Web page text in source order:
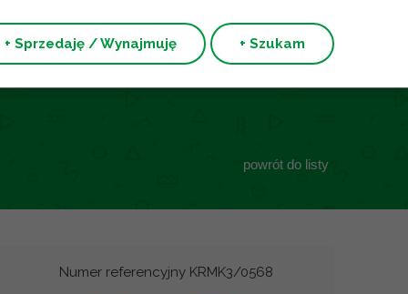
+ Sprzedaję / Wynajmuję + Szukam
powrót do listy
Numer referencyjny KRMK3/0568